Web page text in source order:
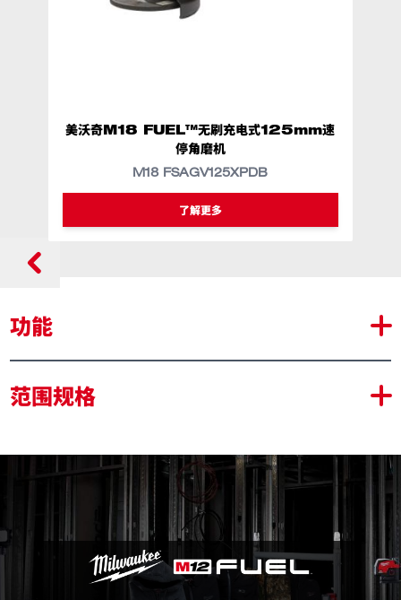
美沃奇M18 FUEL™无刷充电式125mm速
停角磨机
M18 FSAGV125XPDB-0X0
M18 FSAGV125XPDB
了解更多
功能
对比M12™有刷系列，尺寸缩小约48mm
便携高效
同级别中重量最出色的轻量化设计
对比M12™有刷系列，重量减少0.3kg
减少肌肉疲劳，即使举止作业一整天也不觉得累
优质金属零件，质量不妥协
适用专业作业场景
范围规格